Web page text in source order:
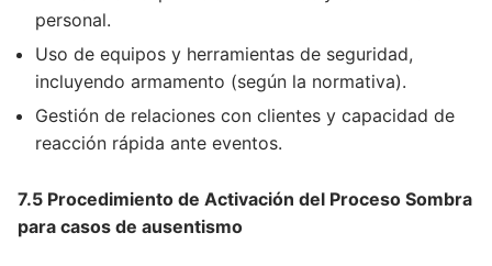
personal.
Uso de equipos y herramientas de seguridad,
incluyendo armamento (según la normativa).
Gestión de relaciones con clientes y capacidad de
reacción rápida ante eventos.
7.5 Procedimiento de Activación del Proceso Sombra
para casos de ausentismo